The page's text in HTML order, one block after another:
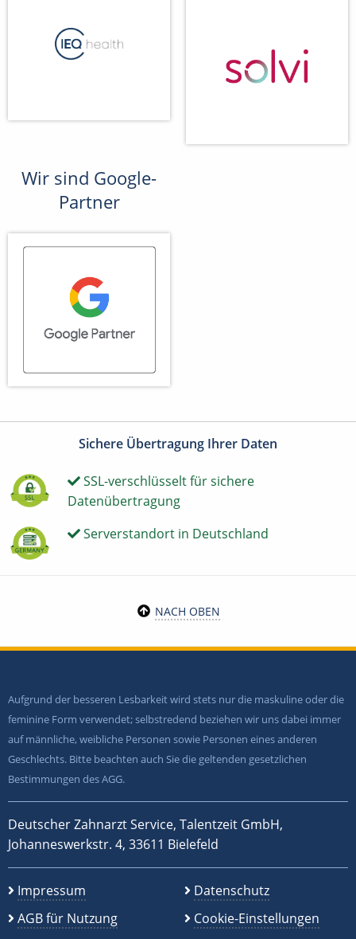
Wir sind Google-
Partner
Sichere Übertragung Ihrer Daten
SSL-verschlüsselt für sichere
Datenübertragung
Serverstandort in Deutschland
NACH OBEN
Aufgrund der besseren Lesbarkeit wird stets nur die maskuline oder die
feminine Form verwendet; selbstredend beziehen wir uns dabei immer
auf männliche, weibliche Personen sowie Personen eines anderen
Geschlechts. Bitte beachten auch Sie die geltenden gesetzlichen
Bestimmungen des AGG.
Deutscher Zahnarzt Service, Talentzeit GmbH,
Johanneswerkstr. 4, 33611 Bielefeld
Impressum
AGB für Nutzung
Datenschutz
Cookie-Einstellungen